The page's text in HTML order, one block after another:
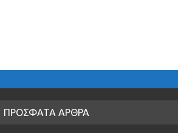
ΠΡΟΣΦΑΤΑ ΑΡΘΡΑ